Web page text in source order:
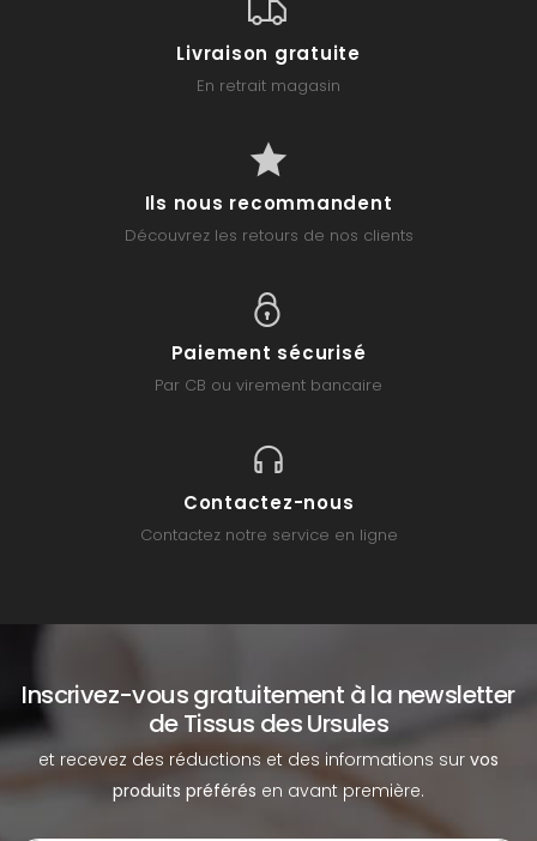
Livraison gratuite
En retrait magasin
Ils nous recommandent
Découvrez les retours de nos clients
Paiement sécurisé
Par CB ou virement bancaire
Contactez-nous
Contactez notre service en ligne
Inscrivez-vous gratuitement à la newsletter
de Tissus des Ursules
et recevez des réductions et des informations sur vos
produits préférés en avant première.